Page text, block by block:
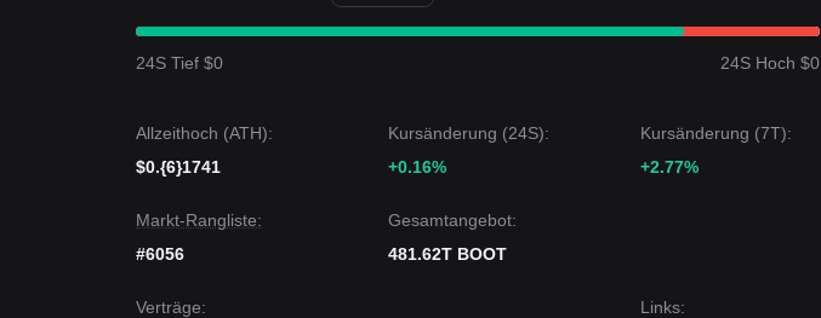
24S Tief $0 24S Hoch $0
Allzeithoch (ATH):
$0.{6}1741
Kursänderung (24S):
+0.16%
Kursänderung (7T):
+2.77%
Markt-Rangliste:
#6056
Gesamtangebot:
481.62T BOOT
Verträge:
Links: